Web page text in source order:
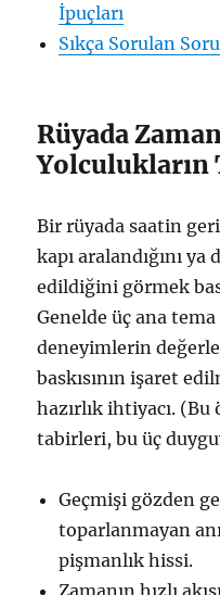
İpuçları
Sıkça Sorulan
Rüyada
Yolculukların
Bir rüyada saatin geri
kapı aralandığını
edildiğini görmek
Genelde üç ana
deneyimlerin
baskısının işaret
hazırlık ihtiyacı.
tabirleri, bu üç
Geçmişi gözden
toparlanmayan
pişmanlık hissi.
Zamanın hızlı